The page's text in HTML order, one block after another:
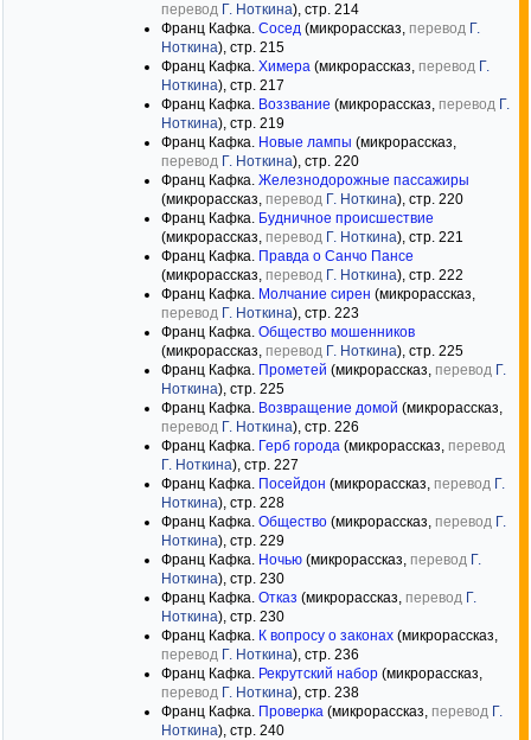
перевод Г. Ноткина), стр. 214
Франц Кафка. Сосед (микрорассказ, перевод Г.
Ноткина), стр. 215
Франц Кафка. Химера (микрорассказ, перевод Г.
Ноткина), стр. 217
Франц Кафка. Воззвание (микрорассказ, перевод Г.
Ноткина), стр. 219
Франц Кафка. Новые лампы (микрорассказ,
перевод Г. Ноткина), стр. 220
Франц Кафка. Железнодорожные пассажиры
(микрорассказ, перевод Г. Ноткина), стр. 220
Франц Кафка. Будничное происшествие
(микрорассказ, перевод Г. Ноткина), стр. 221
Франц Кафка. Правда о Санчо Пансе
(микрорассказ, перевод Г. Ноткина), стр. 222
Франц Кафка. Молчание сирен (микрорассказ,
перевод Г. Ноткина), стр. 223
Франц Кафка. Общество мошенников
(микрорассказ, перевод Г. Ноткина), стр. 225
Франц Кафка. Прометей (микрорассказ, перевод Г.
Ноткина), стр. 225
Франц Кафка. Возвращение домой (микрорассказ,
перевод Г. Ноткина), стр. 226
Франц Кафка. Герб города (микрорассказ, перевод
Г. Ноткина), стр. 227
Франц Кафка. Посейдон (микрорассказ, перевод Г.
Ноткина), стр. 228
Франц Кафка. Общество (микрорассказ, перевод Г.
Ноткина), стр. 229
Франц Кафка. Ночью (микрорассказ, перевод Г.
Ноткина), стр. 230
Франц Кафка. Отказ (микрорассказ, перевод Г.
Ноткина), стр. 230
Франц Кафка. К вопросу о законах (микрорассказ,
перевод Г. Ноткина), стр. 236
Франц Кафка. Рекрутский набор (микрорассказ,
перевод Г. Ноткина), стр. 238
Франц Кафка. Проверка (микрорассказ, перевод Г.
Ноткина), стр. 240